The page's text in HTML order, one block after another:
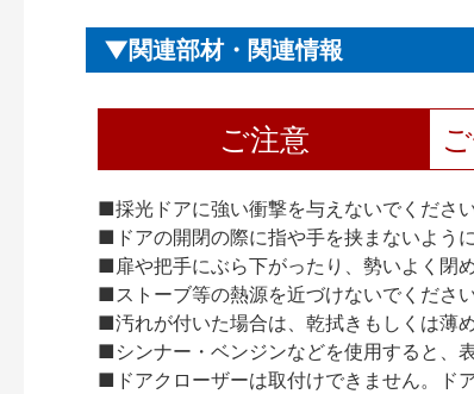
関連部材・関連情報
ご注意
■採光ドアに強い衝撃を与えないでくださ
■ドアの開閉の際に指や手を挟まないよう
■扉や把手にぶら下がったり、勢いよく閉
■ストーブ等の熱源を近づけないでくださ
■汚れが付いた場合は、乾拭きもしくは薄
■シンナー・ベンジンなどを使用すると、
■ドアクローザーは取付けできません。ド